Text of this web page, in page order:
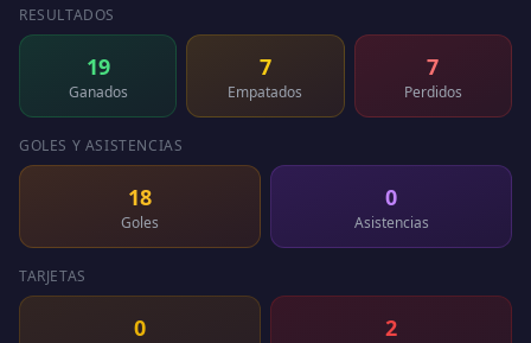
RESULTADOS
19
Ganados
7
Empatados
7
Perdidos
GOLES Y ASISTENCIAS
18
Goles
0
Asistencias
TARJETAS
0 2